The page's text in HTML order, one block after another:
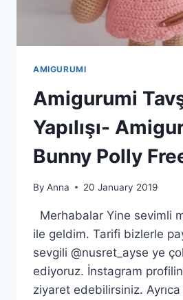
AMIGURUMI
Amigurumi
Yapılışı-
Bunny Polly
By Anna 20 January 2019
Merhabalar Yine sevimli
ile geldim. Tarifi bizlerle
sevgili @nusret_ayse ye
ediyoruz. İnstagram
ziyaret edebilirsiniz. Ayrıca